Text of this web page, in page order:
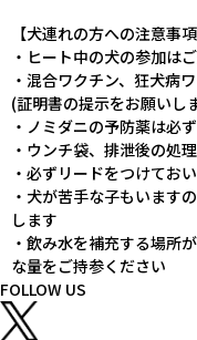
【犬連れの方への注意事項
・ヒート中の犬の参加は
・混合ワクチン、狂犬病
(証明書の提示をお願いし
・ノミダニの予防薬は必
・ウンチ袋、排泄後の処
・必ずリードをつけてお
・犬が苦手な子もいます
します
・飲み水を補充する場所
な量をご持参ください
FOLLOW US